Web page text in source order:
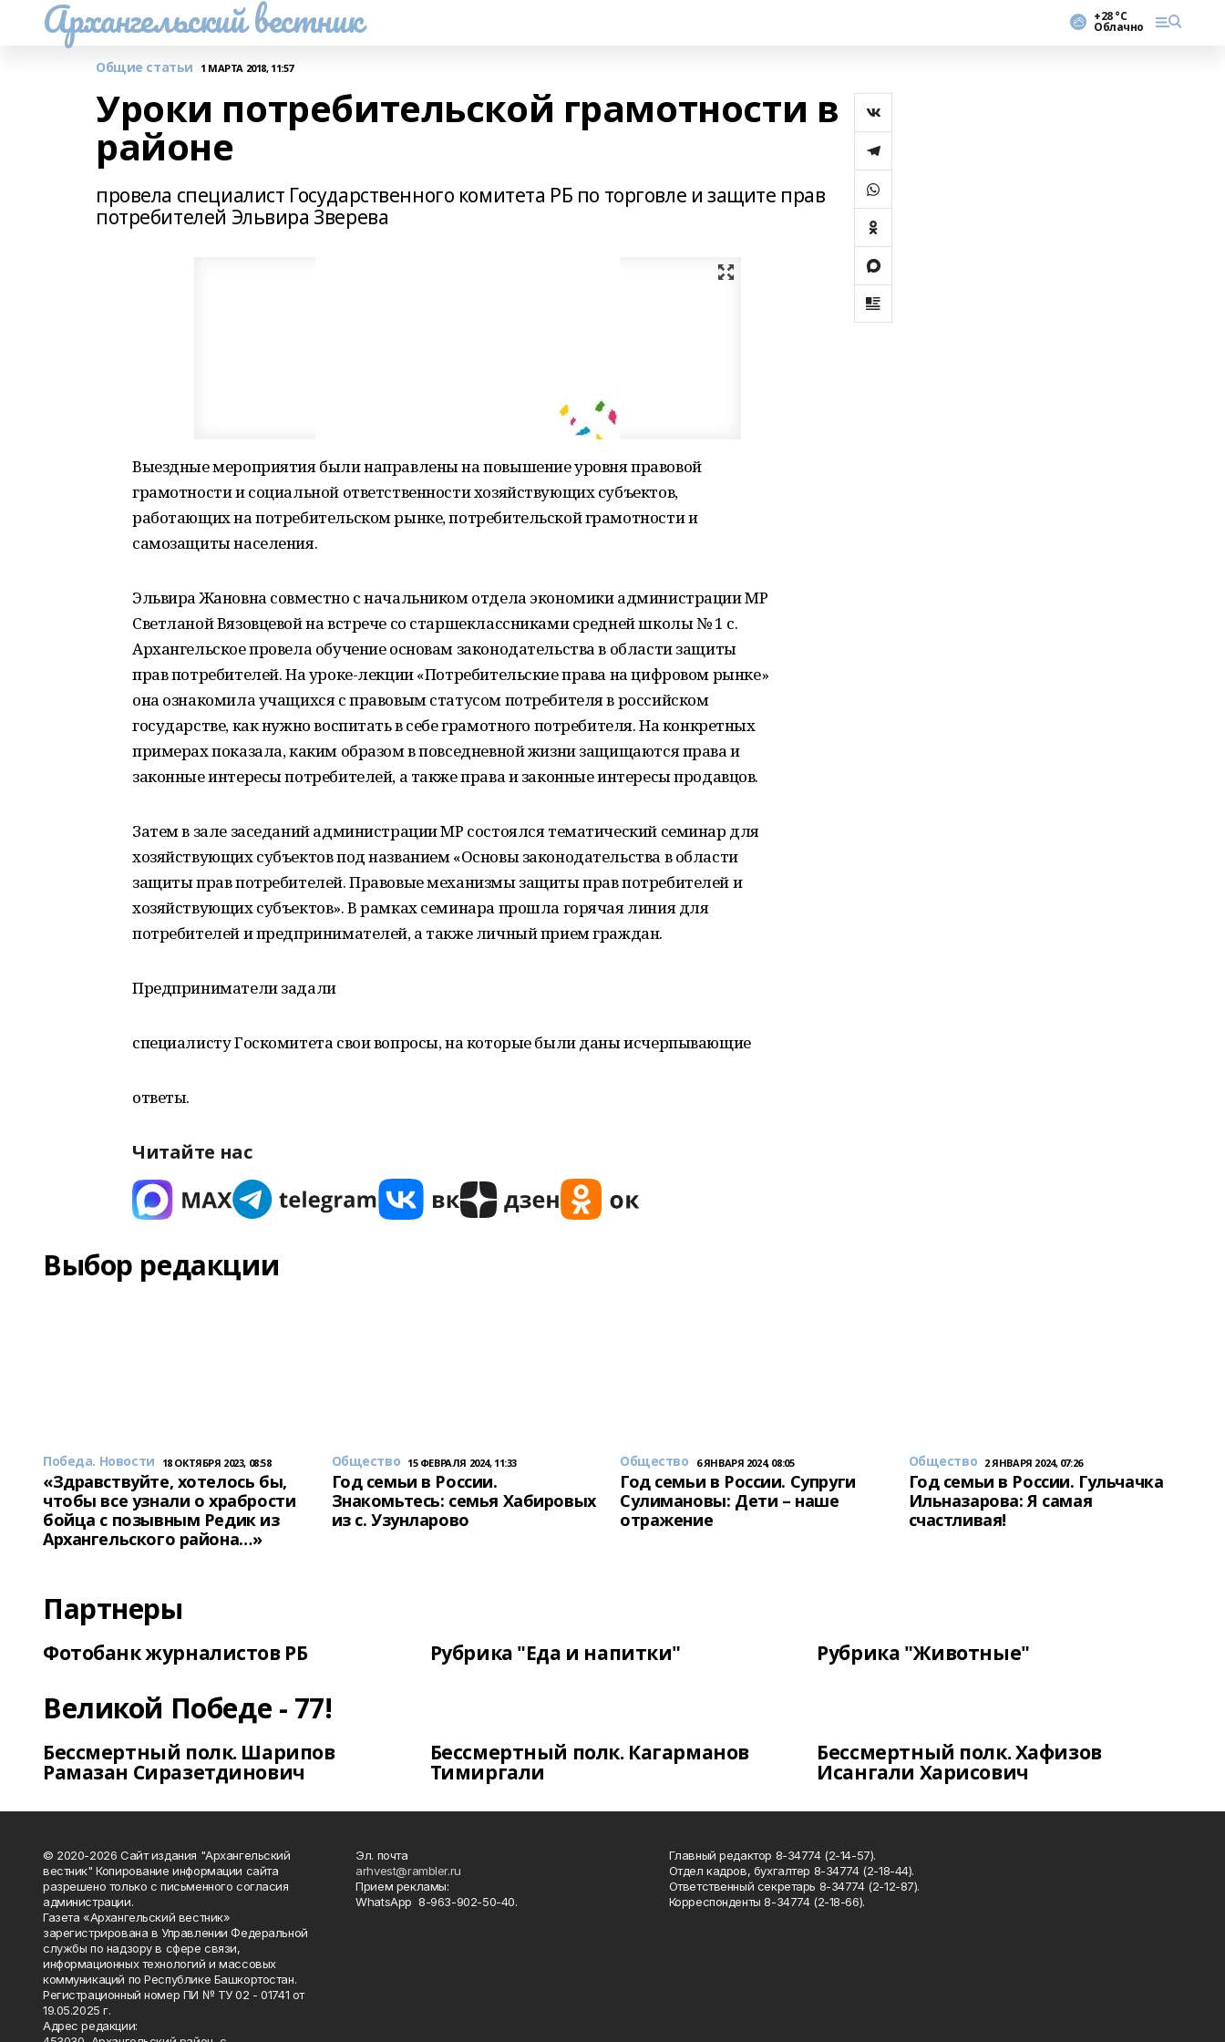
Архангельский вестник +28 °С
Облачно
Общие статьи 1 МАРТА 2018, 11:57
Уроки потребительской грамотности в
районе
провела специалист Государственного комитета РБ по торговле и защите прав
потребителей Эльвира Зверева
Выездные мероприятия были направлены на повышение уровня правовой
грамотности и социальной ответственности хозяйствующих субъектов,
работающих на потребительском рынке, потребительской грамотности и
самозащиты населения.
Эльвира Жановна совместно с начальником отдела экономики администрации МР
Светланой Вязовцевой на встрече со старшеклассниками средней школы № 1 с.
Архангельское провела обучение основам законодательства в области защиты
прав потребителей. На уроке-лекции «Потребительские права на цифровом рынке»
она ознакомила учащихся с правовым статусом потребителя в российском
государстве, как нужно воспитать в себе грамотного потребителя. На конкретных
примерах показала, каким образом в повседневной жизни защищаются права и
законные интересы потребителей, а также права и законные интересы продавцов.
Затем в зале заседаний администрации МР состоялся тематический семинар для
хозяйствующих субъектов под названием «Основы законодательства в области
защиты прав потребителей. Правовые механизмы защиты прав потребителей и
хозяйствующих субъектов». В рамках семинара прошла горячая линия для
потребителей и предпринимателей, а также личный прием граждан.
Предприниматели задали
специалисту Госкомитета свои вопросы, на которые были даны исчерпывающие
ответы.
Читайте нас
Выбор редакции
Победа. Новости 18 ОКТЯБРЯ 2023, 08:58
«Здравствуйте, хотелось бы,
чтобы все узнали о храбрости
бойца с позывным Редик из
Архангельского района…»
Общество 15 ФЕВРАЛЯ 2024, 11:33
Год семьи в России.
Знакомьтесь: семья Хабировых
из с. Узунларово
Общество 6 ЯНВАРЯ 2024, 08:05
Год семьи в России. Супруги
Сулимановы: Дети – наше
отражение
Общество 2 ЯНВАРЯ 2024, 07:26
Год семьи в России. Гульчачка
Ильназарова: Я самая
счастливая!
Партнеры
Фотобанк журналистов РБ Рубрика "Еда и напитки" Рубрика "Животные"
Великой Победе - 77!
Бессмертный полк. Шарипов
Рамазан Сиразетдинович
Бессмертный полк. Кагарманов
Тимиргали
Бессмертный полк. Хафизов
Исангали Харисович
© 2020-2026 Сайт издания "Архангельский
вестник" Копирование информации сайта
разрешено только с письменного согласия
администрации.
Газета «Архангельский вестник»
зарегистрирована в Управлении Федеральной
службы по надзору в сфере связи,
информационных технологий и массовых
коммуникаций по Республике Башкортостан.
Регистрационный номер ПИ № ТУ 02 - 01741 от
19.05.2025 г.
Адрес редакции:
Эл. почта
arhvest@rambler.ru
Прием рекламы:
WhatsApp 8-963-902-50-40.
Главный редактор 8-34774 (2-14-57).
Отдел кадров, бухгалтер 8-34774 (2-18-44).
Ответственный секретарь 8-34774 (2-12-87).
Корреспонденты 8-34774 (2-18-66).